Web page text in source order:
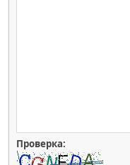
Проверка: